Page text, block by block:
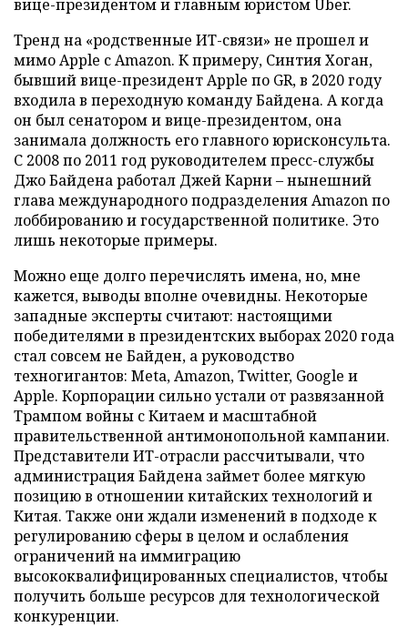
вице-президентом и главным юристом Uber.
Тренд на «родственные ИТ-связи» не прошел и
мимо Apple с Amazon. К примеру, Синтия Хоган,
бывший вице-президент Apple по GR, в 2020 году
входила в переходную команду Байдена. А когда
он был сенатором и вице-президентом, она
занимала должность его главного юрисконсульта.
С 2008 по 2011 год руководителем пресс-службы
Джо Байдена работал Джей Карни – нынешний
глава международного подразделения Amazon по
лоббированию и государственной политике. Это
лишь некоторые примеры.
Можно еще долго перечислять имена, но, мне
кажется, выводы вполне очевидны. Некоторые
западные эксперты считают: настоящими
победителями в президентских выборах 2020 года
стал совсем не Байден, а руководство
техногигантов: Meta, Amazon, Twitter, Google и
Apple. Корпорации сильно устали от развязанной
Трампом войны с Китаем и масштабной
правительственной антимонопольной кампании.
Представители ИТ-отрасли рассчитывали, что
администрация Байдена займет более мягкую
позицию в отношении китайских технологий и
Китая. Также они ждали изменений в подходе к
регулированию сферы в целом и ослабления
ограничений на иммиграцию
высококвалифицированных специалистов, чтобы
получить больше ресурсов для технологической
конкуренции.